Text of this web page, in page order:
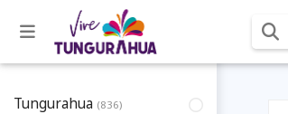
Tungurahua (836)